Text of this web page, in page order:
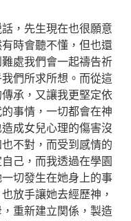
，先生現在也很願意
時會聽不懂，但也還
處我們會一起禱告祈
們所求所想。而從這
承，又讓我更堅定依
事情，一切都會在神
成女兒心理的傷害沒
不對，而受到感情的
己，而我透過在學園
切發生在她身上的事
放手讓她去經歷神，
重新建立関係，製造